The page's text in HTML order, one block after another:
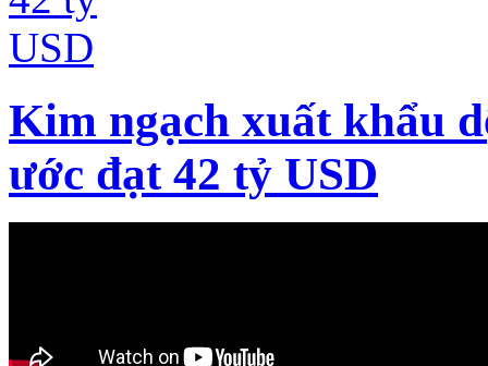
Kim ngạch xuất khẩu
ước đạt 42 tỷ USD